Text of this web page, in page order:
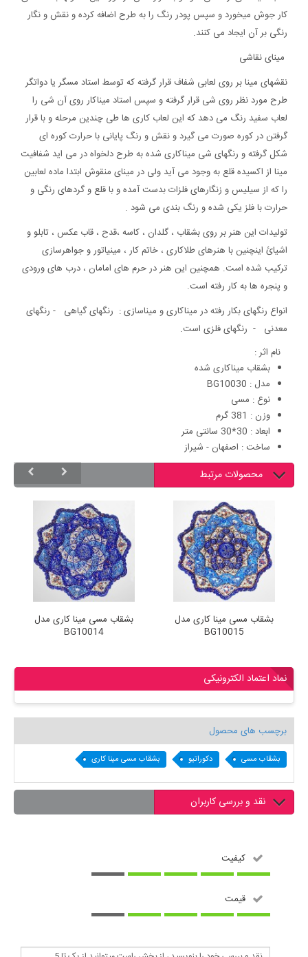
کار جوش میخورد و سپس پودر رنگ را به طرح اضافه کرده و نقش و نگار
رنگی بر آن ایجاد می کنند.
مینای نقاشی
نقشهای مینا بر روی لعابی شفاف قرار گرفته که توسط استاد مسگر یا دواتگر
طرح مورد نظر روی شی قرار گرفته و سپس استاد میناکار روی آن شی را
لعاب سفید رنگ می دهد که این لعاب کاری ها طی چندین مرحله و با قرار
گرفتن در کوره صورت می گیرد و نقش و رنگ پایانی با حرارت کوره ای
شکل گرفته و رنگهای شی میناکاری شده به طرح دلخواه در می اید شفافیت
مینا از اکسیده قلع به وجود می آید ولی در مینای منقوش ابتدا ماده لعابین
را که از سیلیس و زنگارهای فلزات بدست آمده و با قلع و گردهای رنگی و
حرارت با فلز یکی شده و رنگ بندی می شود .
تولیدات این هنر بر روی بشقاب ، گلدان ، کاسه ،قدح ، قاب عکس ، تابلو و
اشیائ اینچنین با هنرهای طلاکاری ، خاتم کار ، مینیاتور و جواهرسازی
ترکیب شده است. همچنین این هنر در حرم های امامان ، درب های ورودی
و پنجره ها به کار رفته است.
انواع رنگهای بکار رفته در میناکاری و میناسازی : رنگهای گیاهی - رنگهای
معدنی - رنگهای فلزی است.
نام اثر :
بشقاب میناکاری شده
مدل : BG10030
نوع : مسی
وزن : 381 گرم
ابعاد : 30*30 سانتی متر
ساخت : اصفهان - شیراز
محصولات مرتبط
بشقاب مسی مینا کاری مدل
BG10014
بشقاب مسی مینا کاری مدل
BG10015
نماد اعتماد الکترونیکی
برچسب های محصول
بشقاب مسی دکوراتیو بشقاب مسی مینا کاری
نقد و بررسی کاربران
کیفیت
قیمت